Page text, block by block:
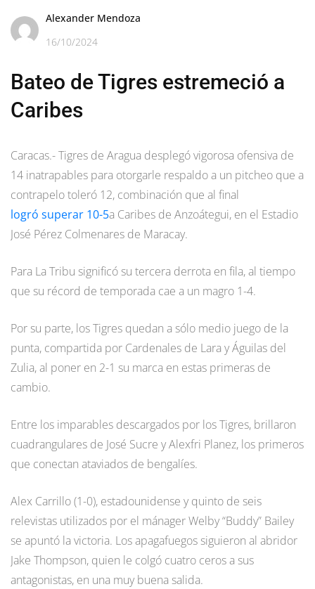
Alexander Mendoza
16/10/2024
Bateo de Tigres estremeció a
Caribes
Caracas.- Tigres de Aragua desplegó vigorosa ofensiva de
14 inatrapables para otorgarle respaldo a un pitcheo que a
contrapelo toleró 12, combinación que al final
logró superar 10-5a Caribes de Anzoátegui, en el Estadio
José Pérez Colmenares de Maracay.
Para La Tribu significó su tercera derrota en fila, al tiempo
que su récord de temporada cae a un magro 1-4.
Por su parte, los Tigres quedan a sólo medio juego de la
punta, compartida por Cardenales de Lara y Águilas del
Zulia, al poner en 2-1 su marca en estas primeras de
cambio.
Entre los imparables descargados por los Tigres, brillaron
cuadrangulares de José Sucre y Alexfri Planez, los primeros
que conectan ataviados de bengalíes.
Alex Carrillo (1-0), estadounidense y quinto de seis
relevistas utilizados por el mánager Welby “Buddy” Bailey
se apuntó la victoria. Los apagafuegos siguieron al abridor
Jake Thompson, quien le colgó cuatro ceros a sus
antagonistas, en una muy buena salida.